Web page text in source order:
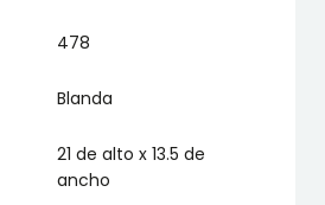
478
Blanda
21 de alto x 13.5 de
ancho